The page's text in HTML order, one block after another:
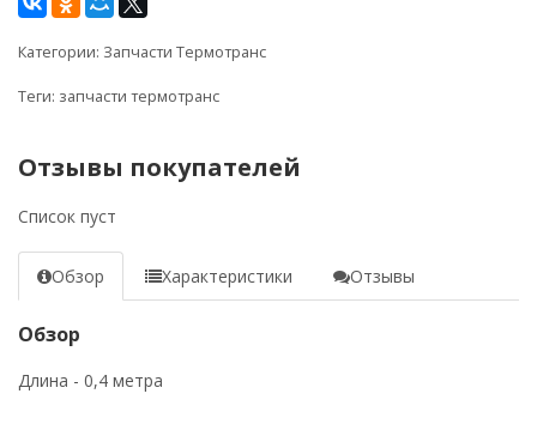
Категории: Запчасти Термотранс
Теги: запчасти термотранс
Отзывы покупателей
Список пуст
Обзор Характеристики Отзывы
Обзор
Длина - 0,4 метра